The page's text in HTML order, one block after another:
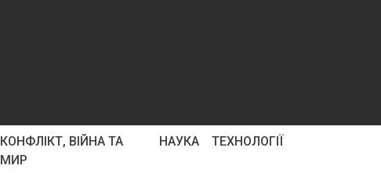
КОНФЛІКТ, ВІЙНА ТА
МИР
НАУКА ТЕХНОЛОГІЇ